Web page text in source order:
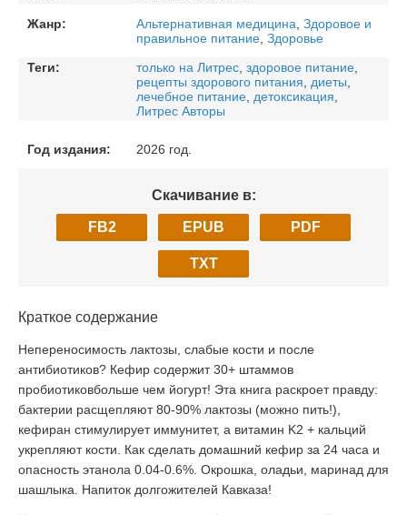
Жанр:
Альтернативная медицина Здоровое и
правильное питание Здоровье
Теги:
только на Литрес здоровое питание
рецепты здорового питания
диеты
лечебное питание детоксикация
Литрес Авторы
Год издания: 2026 год.
Скачивание в:
FB2 EPUB PDF
TXT
Краткое содержание
Непереносимость лактозы, слабые кости и после
антибиотиков? Кефир содержит 30+ штаммов
пробиотиковбольше чем йогурт! Эта книга раскроет правду:
бактерии расщепляют 80-90% лактозы (можно пить!),
кефиран стимулирует иммунитет, а витамин K2 + кальций
укрепляют кости. Как сделать домашний кефир за 24 часа и
опасность этанола 0.04-0.6%. Окрошка, оладьи, маринад для
шашлыка. Напиток долгожителей Кавказа!